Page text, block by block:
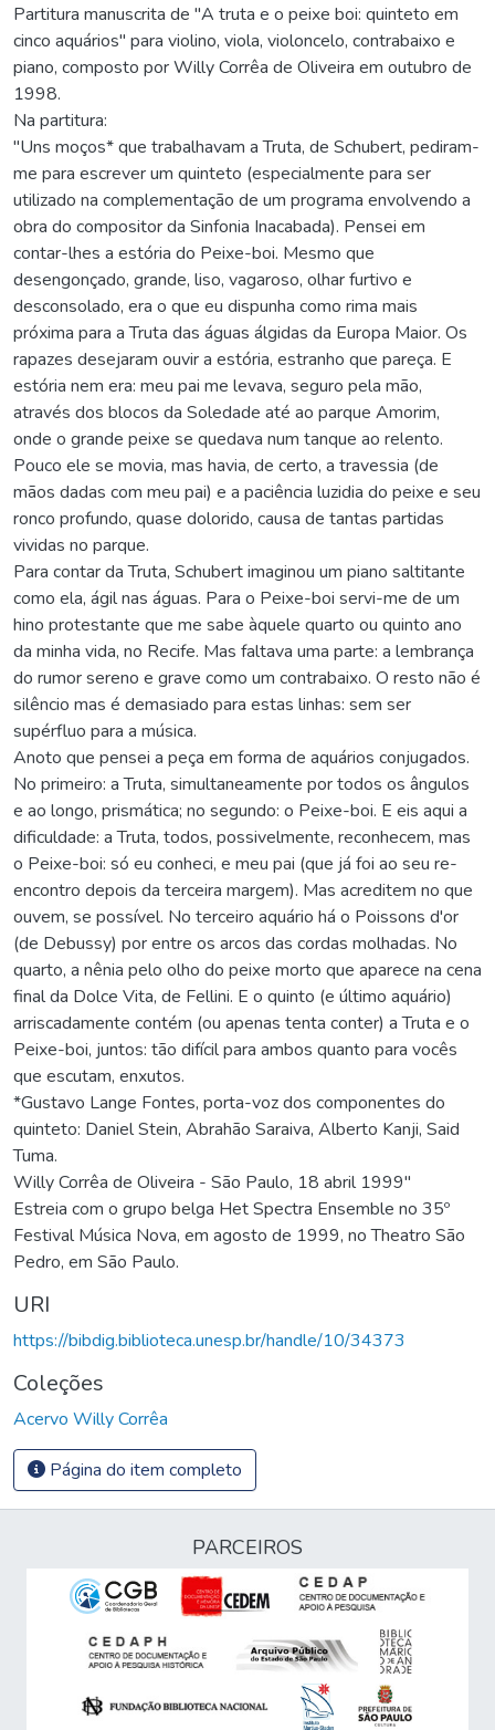
Partitura manuscrita de "A truta e o peixe boi: quinteto em
cinco aquários" para violino, viola, violoncelo, contrabaixo e
piano, composto por Willy Corrêa de Oliveira em outubro de
1998.
Na partitura:
"Uns moços* que trabalhavam a Truta, de Schubert, pediram-
me para escrever um quinteto (especialmente para ser
utilizado na complementação de um programa envolvendo a
obra do compositor da Sinfonia Inacabada). Pensei em
contar-lhes a estória do Peixe-boi. Mesmo que
desengonçado, grande, liso, vagaroso, olhar furtivo e
desconsolado, era o que eu dispunha como rima mais
próxima para a Truta das águas álgidas da Europa Maior. Os
rapazes desejaram ouvir a estória, estranho que pareça. E
estória nem era: meu pai me levava, seguro pela mão,
através dos blocos da Soledade até ao parque Amorim,
onde o grande peixe se quedava num tanque ao relento.
Pouco ele se movia, mas havia, de certo, a travessia (de
mãos dadas com meu pai) e a paciência luzidia do peixe e seu
ronco profundo, quase dolorido, causa de tantas partidas
vividas no parque.
Para contar da Truta, Schubert imaginou um piano saltitante
como ela, ágil nas águas. Para o Peixe-boi servi-me de um
hino protestante que me sabe àquele quarto ou quinto ano
da minha vida, no Recife. Mas faltava uma parte: a lembrança
do rumor sereno e grave como um contrabaixo. O resto não é
silêncio mas é demasiado para estas linhas: sem ser
supérfluo para a música.
Anoto que pensei a peça em forma de aquários conjugados.
No primeiro: a Truta, simultaneamente por todos os ângulos
e ao longo, prismática; no segundo: o Peixe-boi. E eis aqui a
dificuldade: a Truta, todos, possivelmente, reconhecem, mas
o Peixe-boi: só eu conheci, e meu pai (que já foi ao seu re-
encontro depois da terceira margem). Mas acreditem no que
ouvem, se possível. No terceiro aquário há o Poissons d'or
(de Debussy) por entre os arcos das cordas molhadas. No
quarto, a nênia pelo olho do peixe morto que aparece na cena
final da Dolce Vita, de Fellini. E o quinto (e último aquário)
arriscadamente contém (ou apenas tenta conter) a Truta e o
Peixe-boi, juntos: tão difícil para ambos quanto para vocês
que escutam, enxutos.
*Gustavo Lange Fontes, porta-voz dos componentes do
quinteto: Daniel Stein, Abrahão Saraiva, Alberto Kanji, Said
Tuma.
Willy Corrêa de Oliveira - São Paulo, 18 abril 1999"
Estreia com o grupo belga Het Spectra Ensemble no 35º
Festival Música Nova, em agosto de 1999, no Theatro São
Pedro, em São Paulo.
URI
https://bibdig.biblioteca.unesp.br/handle/10/34373
Coleções
Acervo Willy Corrêa
Página do item completo
PARCEIROS